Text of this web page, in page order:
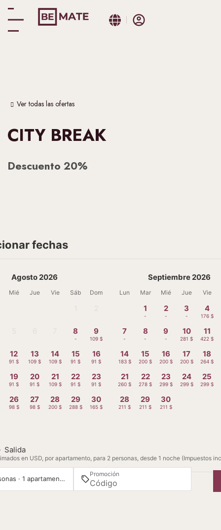
Ver todas las ofertas
CITY BREAK
Descuento 20%
fechas
Agosto 2026
Mié Jue Vie Sáb Dom
8
-
9
109 $
12
91 $
13
109 $
14
109 $
15
91 $
16
91 $
19
91 $
20
91 $
21
109 $
22
91 $
23
91 $
26
98 $
27
98 $
28
200 $
29
288 $
30
165 $
Septiembre 2026
Lun Mar Mié Jue Vie
1
-
2
-
3
-
4
176 $
7
-
8
-
9
-
10
281 $
11
422 $
14
183 $
15
200 $
16
200 $
17
200 $
18
264 $
21
260 $
22
278 $
23
299 $
24
299 $
25
299 $
28
211 $
29
211 $
30
211 $
Salida
en USD, por apartamento, para 2 personas, desde 1 noche (Impuestos
2 personas · 1 apartamento
Promoción